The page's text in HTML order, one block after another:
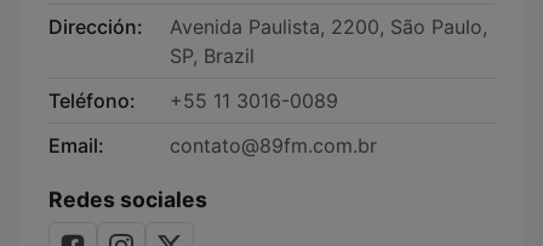
Dirección:
Avenida Paulista, 2200, São Paulo,
SP, Brazil
Teléfono:
+55 11 3016-0089
Email:
contato@89fm.com.br
Redes sociales